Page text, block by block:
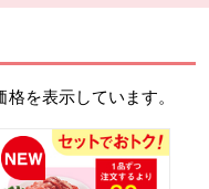
を表示しています。